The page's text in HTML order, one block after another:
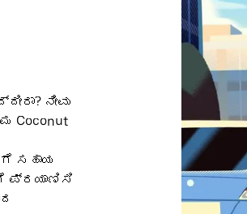
ನೀವು
ಸಹಾಯ
ಪ್ರಯಾಣಿಸಿ